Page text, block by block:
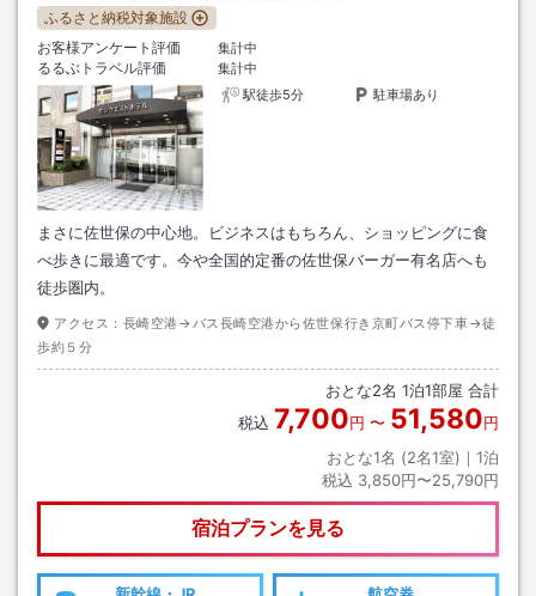
ふるさと納税対象施設
お客様アンケート評価
集計中
るるぶトラベル評価
集計中
駅徒歩5分
駐車場あり
まさに佐世保の中心地。ビジネスはもちろん、ショッピングに食
べ歩きに最適です。今や全国的定番の佐世保バーガー有名店へも
徒歩圏内。
アクセス： 長崎空港→バス長崎空港から佐世保行き京町バス停下車→徒
歩約５分
おとな2名 1泊1部屋 合計
税込 7,700円 〜 51,580円
おとな1名 (2名1室)｜ 1泊
税込 3,850円〜25,790円
宿泊プランを見る